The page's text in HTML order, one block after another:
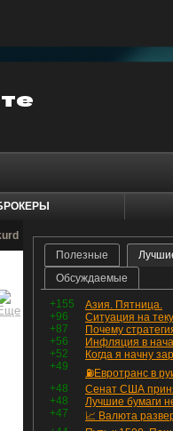
Полезные
Обсуждаемые
+155
Азия. Пятница.
+96
Ситуация на
+87
+56
+52
Когда я начну
+49
+48
+48
+47
📈 Валюта